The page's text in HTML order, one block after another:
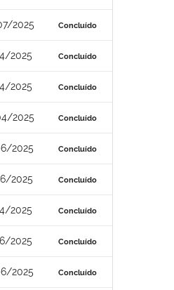
2025 Concluído
2025 Concluído
2025 Concluído
2025 Concluído
2025 Concluído
2025 Concluído
2025 Concluído
2025 Concluído
2025 Concluído